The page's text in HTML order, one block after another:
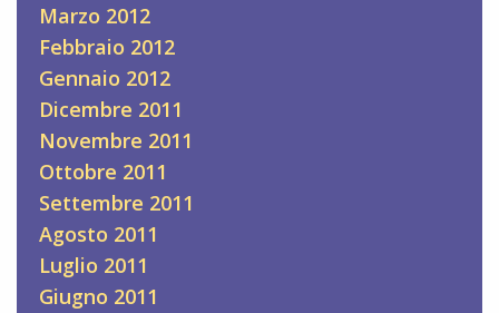
Marzo 2012
Febbraio 2012
Gennaio 2012
Dicembre 2011
Novembre 2011
Ottobre 2011
Settembre 2011
Agosto 2011
Luglio 2011
Giugno 2011